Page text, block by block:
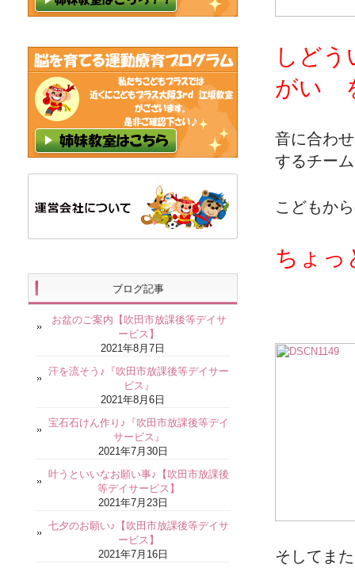
しど
がい
音に合わ
するチー
こどもか
ちょっ
そしてま
ブログ記事
お盆のご案内【吹田市放課後等デイサ
ービス】
2021年8月7日
汗を流そう♪『吹田市放課後等デイサー
ビス』
2021年8月6日
宝石石けん作り♪『吹田市放課後等デイ
サービス』
2021年7月30日
叶うといいなお願い事♪【吹田市放課後
等デイサービス】
2021年7月23日
七夕のお願い♪【吹田市放課後等デイサ
ービス】
2021年7月16日